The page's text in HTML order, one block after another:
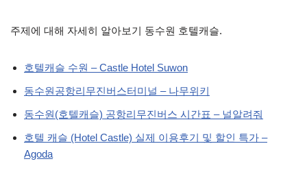
주제에 대해 자세히 알아보기 동수원 호텔캐슬.
호텔캐슬 수원 – Castle Hotel Suwon
동수원공항리무진버스터미널 – 나무위키
동수원(호텔캐슬) 공항리무진버스 시간표 – 널알려줘
호텔 캐슬 (Hotel Castle) 실제 이용후기 및 할인 특가 –
Agoda